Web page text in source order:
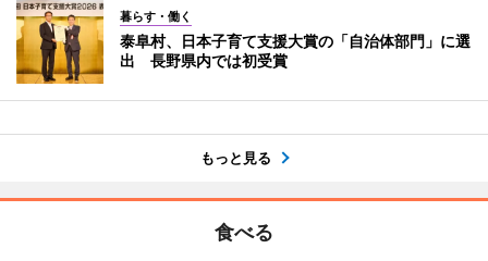
暮らす・働く
泰阜村、日本子育て支援大賞の「自治体部門」に選
出 長野県内では初受賞
もっと見る
食べる